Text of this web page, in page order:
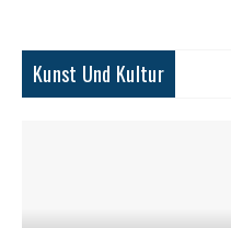
Kunst Und Kultur